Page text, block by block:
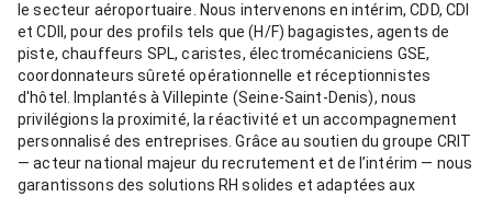
le secteur aéroportuaire. Nous intervenons en intérim, CDD, CDI
et CDII, pour des profils tels que (H/F) bagagistes, agents de
piste, chauffeurs SPL, caristes, électromécaniciens GSE,
coordonnateurs sûreté opérationnelle et réceptionnistes
d'hôtel. Implantés à Villepinte (Seine-Saint-Denis), nous
privilégions la proximité, la réactivité et un accompagnement
personnalisé des entreprises. Grâce au soutien du groupe CRIT
— acteur national majeur du recrutement et de l’intérim — nous
garantissons des solutions RH solides et adaptées aux